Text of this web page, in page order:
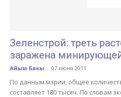
Зеленстрой: треть
заражена
Айым Бакы - 07 июня 2011
По данным мэрии, общее
составляет 180 тысяч. По словам